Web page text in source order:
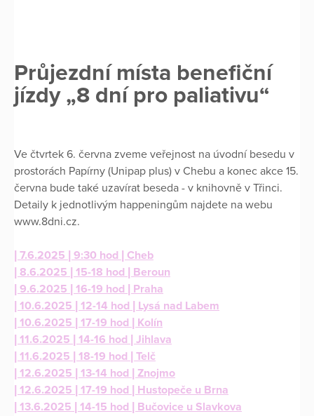
Průjezdní místa benefiční
jízdy „8 dní pro paliativu“
Ve čtvrtek 6. června zveme veřejnost na úvodní besedu v
prostorách Papírny (Unipap plus) v Chebu a konec akce 15.
června bude také uzavírat beseda - v knihovně v Třinci.
Detaily k jednotlivým happeningům najdete na webu
www.8dni.cz.
| 7.6.2025 | 9:30 hod | Cheb
| 8.6.2025 | 15-18 hod | Beroun
| 9.6.2025 | 16-19 hod | Praha
| 10.6.2025 | 12-14 hod | Lysá nad Labem
| 10.6.2025 | 17-19 hod | Kolín
| 11.6.2025 | 14-16 hod | Jihlava
| 11.6.2025 | 18-19 hod | Telč
| 12.6.2025 | 13-14 hod | Znojmo
| 12.6.2025 | 17-19 hod | Hustopeče u Brna
| 13.6.2025 | 14-15 hod | Bučovice u Slavkova